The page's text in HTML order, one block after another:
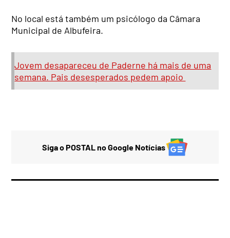
No local está também um psicólogo da Câmara
Municipal de Albufeira.
Jovem desapareceu de Paderne há mais de uma
semana. Pais desesperados pedem apoio
Siga o POSTAL no Google Notícias